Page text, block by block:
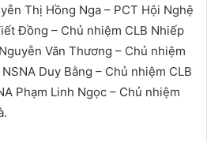
Thị Hồng Nga – PCT Hội Nghệ
Đồng – Chủ nhiệm CLB Nhiếp
Văn Thương – Chủ nhiệm
Duy Bằng – Chủ nhiệm CLB
Phạm Linh Ngọc – Chủ nhiệm